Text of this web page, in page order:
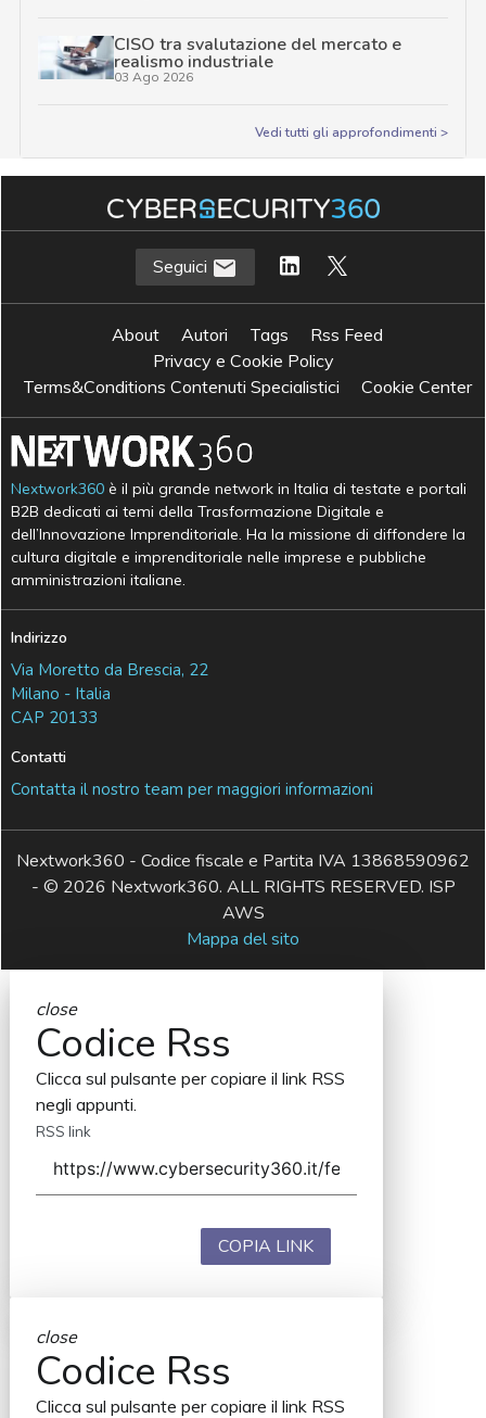
CISO tra svalutazione del mercato e
realismo industriale
03 Ago 2026
Vedi tutti gli approfondimenti >
Seguici
About Autori Tags
Rss Feed
Privacy e Cookie Policy
Terms&Conditions Contenuti Specialistici
Cookie Center
Nextwork360 è il più grande network in Italia di testate e portali
B2B dedicati ai temi della Trasformazione Digitale e
dell’Innovazione Imprenditoriale. Ha la missione di diffondere la
cultura digitale e imprenditoriale nelle imprese e pubbliche
amministrazioni italiane.
Indirizzo
Via Moretto da Brescia, 22
Milano - Italia
CAP 20133
Contatti
Contatta il nostro team per maggiori informazioni
Nextwork360 - Codice fiscale e Partita IVA 13868590962
- © 2026 Nextwork360. ALL RIGHTS RESERVED. ISP
AWS
Mappa del sito
close
Codice Rss
Clicca sul pulsante per copiare il link RSS
negli appunti.
RSS link
COPIA LINK
close
Codice Rss
Clicca sul pulsante per copiare il link RSS